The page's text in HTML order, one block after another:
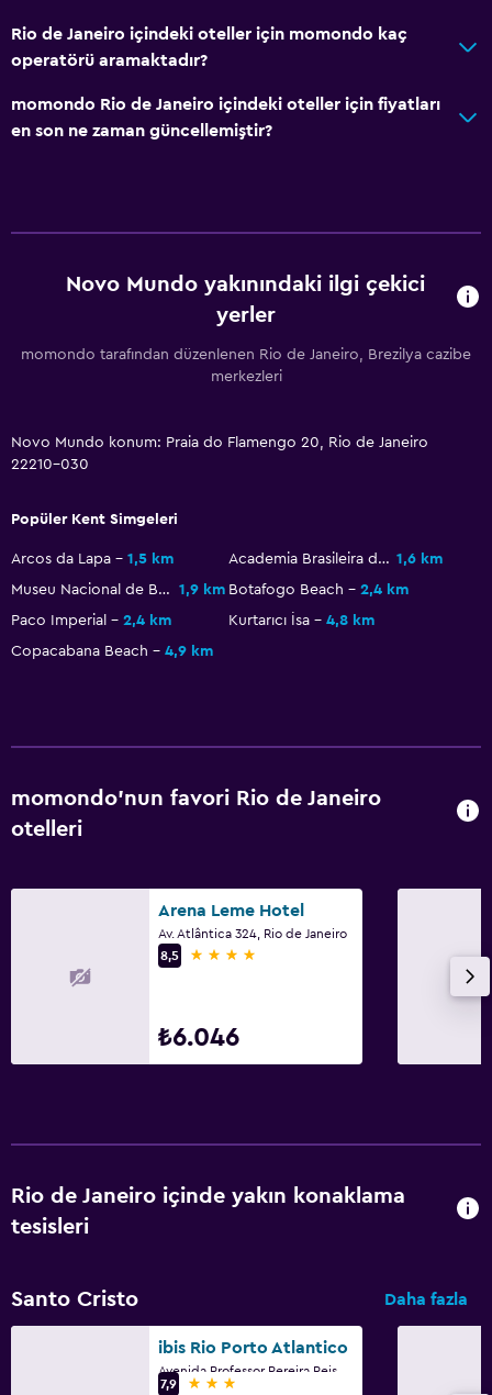
Rio de Janeiro içindeki oteller için momondo kaç
operatörü aramaktadır?
momondo Rio de Janeiro içindeki oteller için fiyatları
en son ne zaman güncellemiştir?
Novo Mundo yakınındaki ilgi çekici
yerler
momondo tarafından düzenlenen Rio de Janeiro, Brezilya cazibe
merkezleri
Novo Mundo konum: Praia do Flamengo 20, Rio de Janeiro
22210-030
Popüler Kent Simgeleri
Arcos da Lapa 1,5 km Academia Brasileira de Letras 1,6 km
Museu Nacional de Belas Artes
1,9 km Botafogo Beach
2,4 km
Paco Imperial
2,4 km Kurtarıcı İsa
4,8 km
Copacabana Beach
4,9 km
momondo'nun favori Rio de Janeiro
otelleri
Arena Leme Hotel
Av. Atlântica 324, Rio de Janeiro
8,5
4 yıldız
₺6.046
Rio de Janeiro içinde yakın konaklama
tesisleri
Santo Cristo Daha fazla
ibis Rio Porto Atlantico
7,9
3 yıldız